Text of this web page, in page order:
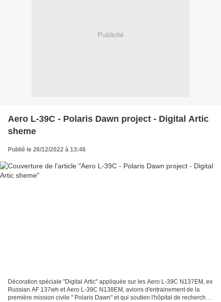
Publicité
Aero L-39C - Polaris Dawn project - Digital Artic
sheme
Publié le 26/12/2022 à 13:46
Décoration spéciale "Digital Artic" appliquée sur les Aero L-39C N137EM, ex
Russian AF 137wh et Aero L-39C N138EM, avions d'entrainement de la
première mission civile " Polaris Dawn" et qui soutien l'hôpital de recherche